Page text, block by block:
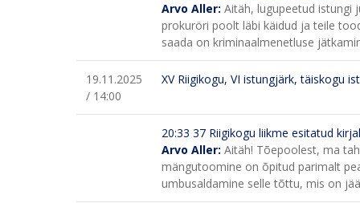
Arvo Aller: Aitäh, lugupeetud istungi
prokuröri poolt läbi käidud ja teile
saada on kriminaalmenetluse
19.11.2025
/ 14:00
XV Riigikogu, VI istungjärk, täiskogu
20:33 37 Riigikogu liikme esitatud
Arvo Aller: Aitäh! Tõepoolest, ma
mängutoomine on õpitud parimalt
umbusaldamine selle tõttu, mis on